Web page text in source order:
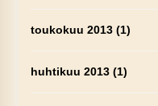
toukokuu 2013(1)
huhtikuu 2013(1)